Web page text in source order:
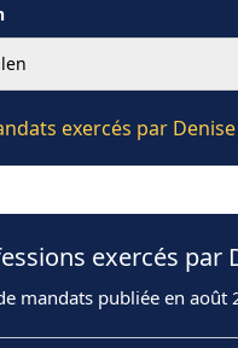
exercés par Denise
exercés par
mandats publiée en août